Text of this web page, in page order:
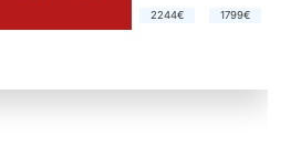
2244€ 1799€